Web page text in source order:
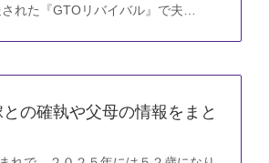
れた『GTOリバイバル』で夫…
の確執や父母の情報をまと